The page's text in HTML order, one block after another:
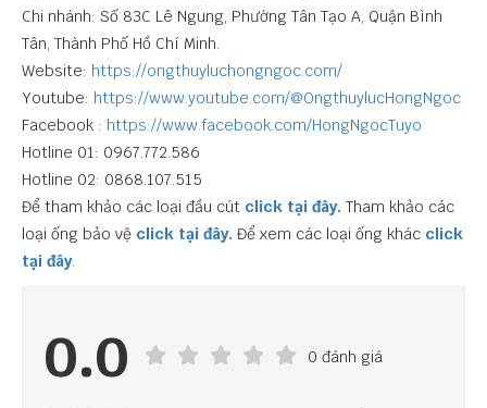
Chi nhánh: Số 83C Lê Ngung, Phường Tân Tạo A, Quận Bình
Tân, Thành Phố Hồ Chí Minh.
Website: https://ongthuyluchongngoc.com/
Youtube: https://www.youtube.com/@OngthuylucHongNgoc
Facebook : https://www.facebook.com/HongNgocTuyo
Hotline 01: 0967.772.586
Hotline 02: 0868.107.515
Để tham khảo các loại đầu cút click tại đây. Tham khảo các
loại ống bảo vệ click tại đây. Để xem các loại ống khác click
tại đây.
0.0 0 đánh giá